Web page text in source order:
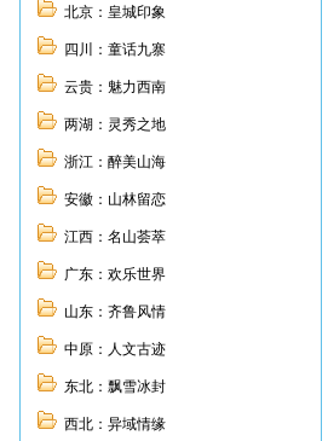
北京：皇城印象
四川：童话九寨
云贵：魅力西南
两湖：灵秀之地
浙江：醉美山海
安徽：山林留恋
江西：名山荟萃
广东：欢乐世界
山东：齐鲁风情
中原：人文古迹
东北：飘雪冰封
西北：异域情缘